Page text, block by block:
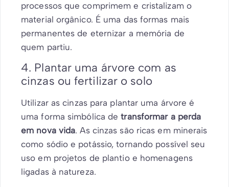
processos que comprimem e cristalizam o
material orgânico. É uma das formas mais
permanentes de eternizar a memória de
quem partiu.
4. Plantar uma árvore com as
cinzas ou fertilizar o solo
Utilizar as cinzas para plantar uma árvore é
uma forma simbólica detransformar a perda
em nova vida. As cinzas são ricas em minerais
como sódio e potássio, tornando possível seu
uso em projetos de plantio e homenagens
ligadas à natureza.